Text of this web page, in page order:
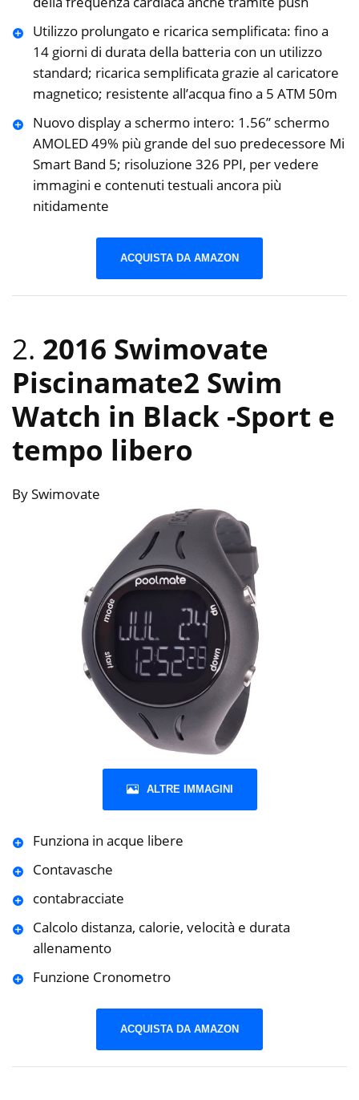
Utilizzo prolungato e ricarica semplificata: fino a
14 giorni di durata della batteria con un utilizzo
standard; ricarica semplificata grazie al caricatore
magnetico; resistente all’acqua fino a 5 ATM 50m
Nuovo display a schermo intero: 1.56” schermo
AMOLED 49% più grande del suo predecessore Mi
Smart Band 5; risoluzione 326 PPI, per vedere
immagini e contenuti testuali ancora più
nitidamente
ACQUISTA DA AMAZON
2. 2016 Swimovate
Piscinamate2 Swim
Watch in Black -Sport e
tempo libero
By Swimovate
ALTRE IMMAGINI
Funziona in acque libere
Contavasche
contabracciate
Calcolo distanza, calorie, velocità e durata
allenamento
Funzione Cronometro
ACQUISTA DA AMAZON